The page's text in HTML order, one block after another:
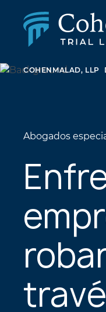
LESIÓN
LITIGIOS
LITIGIOS
COHENMALAD, LLP
Abogados